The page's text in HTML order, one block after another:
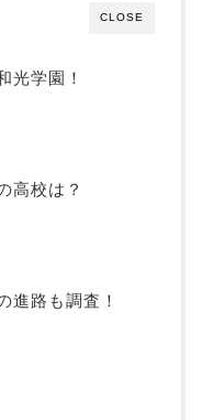
CLOSE
光学園！
高校は？
進路も調査！